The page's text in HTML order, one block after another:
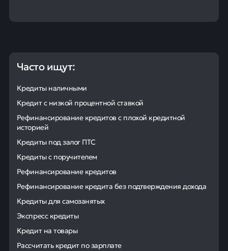
Часто ищут:
Кредиты наличными
Кредит с низкой процентной ставкой
Рефинансирование кредитов с плохой кредитной
историей
Кредиты под залог ПТС
Кредиты с поручителем
Рефинансирование кредитов
Рефинансирование кредита без подтверждения дохода
Кредиты для самозанятых
Экспресс кредиты
Кредит на товары
Рассчитать кредит по зарплате